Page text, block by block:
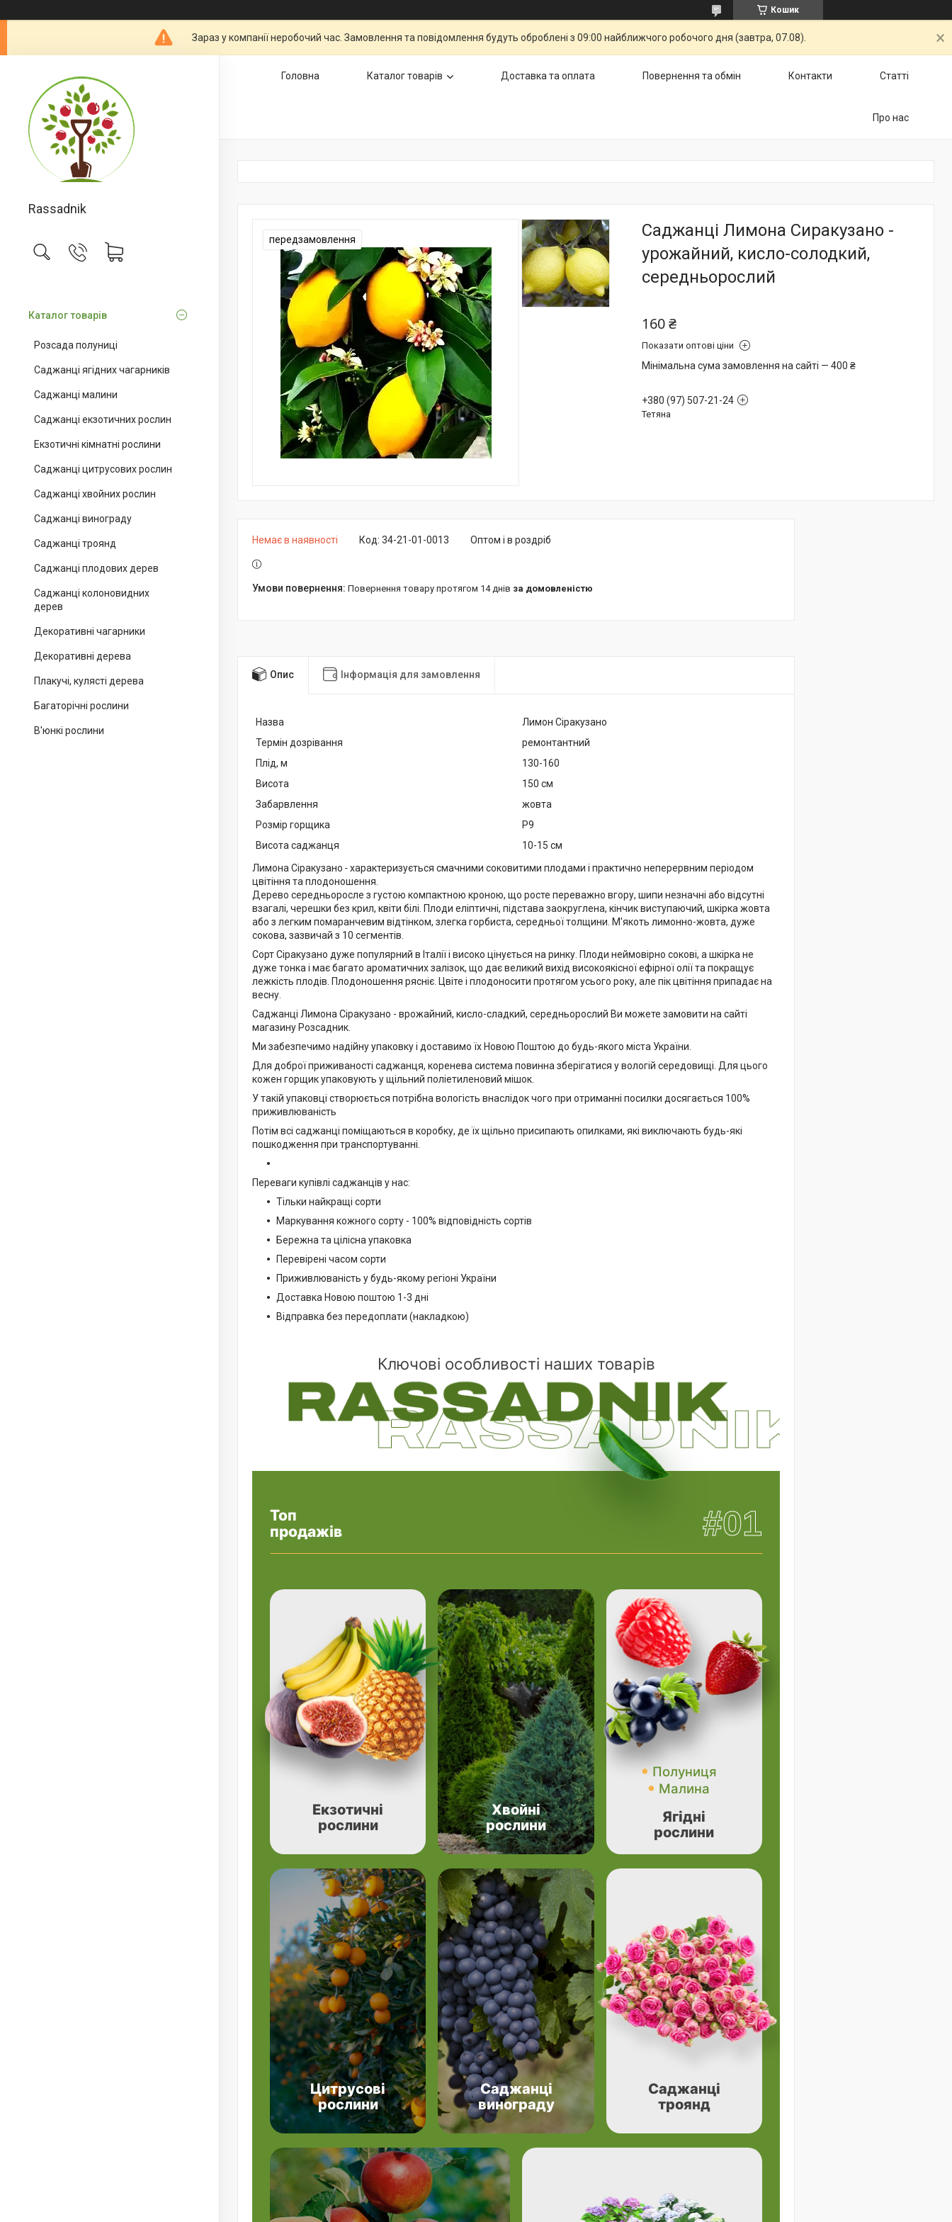
Кошик
Зараз у компанії неробочий час. Замовлення та повідомлення будуть оброблені з 09:00 найближчого робочого дня (завтра, 07.08).
Rassadnik
Каталог товарів
Розсада полуниці
Саджанці ягідних чагарників
Саджанці малини
Саджанці екзотичних рослин
Екзотичні кімнатні рослини
Саджанці цитрусових рослин
Саджанці хвойних рослин
Саджанці винограду
Саджанці троянд
Саджанці плодових дерев
Саджанці колоновидних
дерев
Декоративні чагарники
Декоративні дерева
Плакучі, кулясті дерева
Багаторічні рослини
В'юнкі рослини
Головна Каталог товарів Доставка та оплата Повернення та обмін Контакти Статті
Про нас
передзамовлення
Саджанці Лимона Сиракузано -
урожайний, кисло-солодкий,
середньорослий
160 ₴
Показати оптові ціни
Мінімальна сума замовлення на сайті — 400 ₴
+380 (97) 507-21-24
Тетяна
Немає в наявності Оптом і в роздріб
Код: 34-21-01-0013
повернення товару протягом 14 днів за домовленістю
Опис Інформація для замовлення
Назва
Лимон Сіракузано
Термін дозрівання
ремонтантний
Плід, м
130-160
Висота
150 см
Забарвлення
жовта
Розмір горщика
Р9
Висота саджанця
10-15 см
Лимона Сіракузано -характеризується смачними соковитими плодами і практично неперервним періодом
цвітіння та плодоношення.
Дерево середньоросле з густою компактною кроною, що росте переважно вгору, шипи незначні або відсутні
взагалі, черешки без крил, квіти білі. Плоди еліптичні, підстава заокруглена, кінчик виступаючий, шкірка жовта
або з легким помаранчевим відтінком, злегка горбиста, середньої толщини. М'якоть лимонно-жовта, дуже
сокова, зазвичай з 10 сегментів.
Сорт Сіракузано дуже популярний в Італії і високо цінується на ринку. Плоди неймовірно сокові, а шкірка не
дуже тонка і має багато ароматичних залізок, що дає великий вихід високоякісної ефірної олії та покращує
лежкість плодів. Плодоношення рясніє. Цвіте і плодоносити протягом усього року, але пік цвітіння припадає на
весну.
Саджанці Лимона Сіракузано - врожайний, кисло-сладкий, середньорослий Ви можете замовити на сайті
магазину Розсадник.
Ми забезпечимо надійну упаковку і доставимо їх Новою Поштою до будь-якого міста України.
Для доброї приживаності саджанця, коренева система повинна зберігатися у вологій середовищі. Для цього
кожен горщик упаковують у щільний поліетиленовий мішок.
У такій упаковці створюється потрібна вологість внаслідок чого при отриманні посилки досягається 100%
приживлюваність
Потім всі саджанці поміщаються в коробку, де їх щільно присипають опилками, які виключають будь-які
пошкодження при транспортуванні.
Переваги купівлі саджанців у нас:
Тільки найкращі сорти
Маркування кожного сорту - 100% відповідність сортів
Бережна та цілісна упаковка
Перевірені часом сорти
Приживлюваність у будь-якому регіоні України
Доставка Новою поштою 1-3 дні
Відправка без передоплати (накладкою)
Ключові особливості наших товарів
Топ
продажів
#01
Екзотичні
рослини
Хвойні
рослини
Полуниця
Малина
Ягідні
рослини
Цитрусові
рослини
Саджанці
винограду
Саджанці
троянд